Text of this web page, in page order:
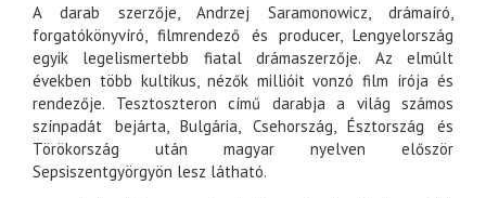
A darab szerzője, Andrzej Saramonowicz, drámaíró,
forgatókönyvíró, filmrendező és producer, Lengyelország
egyik legelismertebb fiatal drámaszerzője. Az elmúlt
években több kultikus, nézők millióit vonzó film írója és
rendezője. Tesztoszteron című darabja a világ számos
színpadát bejárta, Bulgária, Csehország, Észtország és
Törökország után magyar nyelven először
Sepsiszentgyörgyön lesz látható.